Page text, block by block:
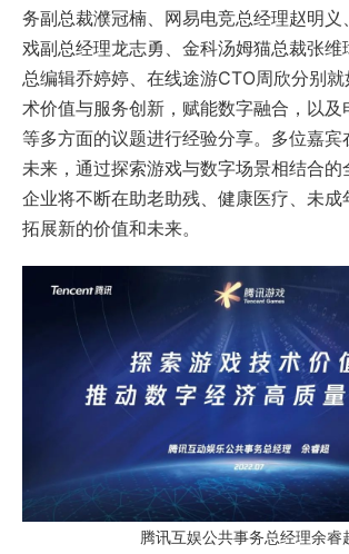
务副总裁濮冠楠、网易电竞总经理赵明义
戏副总经理龙志勇、金科汤姆猫总裁张维
总编辑乔婷婷、在线途游CTO周欣分别
术价值与服务创新，赋能数字融合，以及
等多方面的议题进行经验分享。多位嘉宾
未来，通过探索游戏与数字场景相结合
企业将不断在助老助残、健康医疗、未成
拓展新的价值和未来。
腾讯互娱公共事务总经理余睿